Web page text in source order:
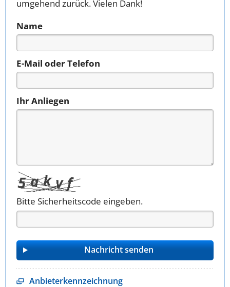
umgehend zurück. Vielen Dank!
Name
E-Mail oder Telefon
Ihr Anliegen
Bitte Sicherheitscode eingeben.
Anbieterkennzeichnung